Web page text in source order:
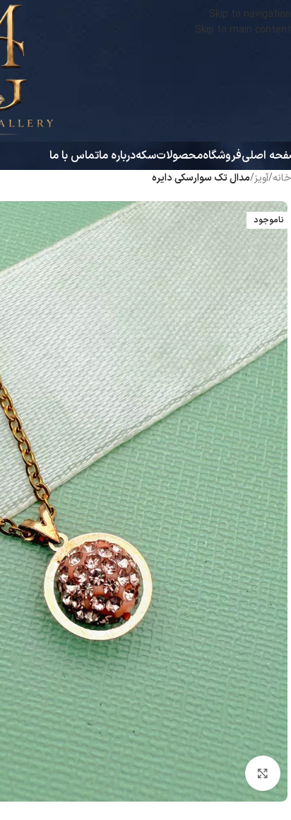
Skip to navigation
Skip to main content
اصلیفروشگاهمحصولاتسکهدرباره ماتماس با ما
خانه/آویز/مدال تک سوارسکی دایره
ناموجود
بزرگنمایی تصویر